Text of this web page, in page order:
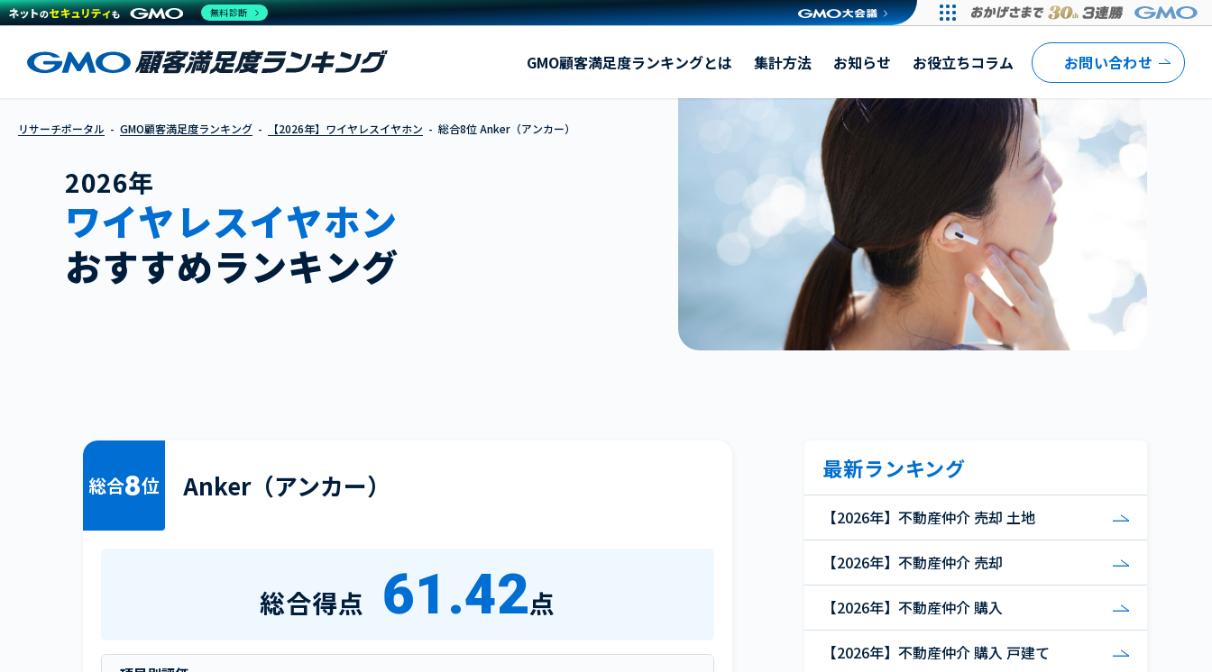
Anker（アンカー）GMO顧客満足度ランキングとは 集計方法 お知らせ お役立ちコラム お問い合わせ
リサーチポータル GMO顧客満足度ランキング 【2026年】ワイヤレスイヤホン 総合8位 Anker（アンカー）
2026年
ワイヤレスイヤホン
おすすめランキング
総合8位 Anker（アンカー）
総合得点 61.42点
最新ランキング
【2026年】不動産仲介 売却 土地
【2026年】不動産仲介 売却
【2026年】不動産仲介 購入
【2026年】不動産仲介 購入 戸建て
無料診断